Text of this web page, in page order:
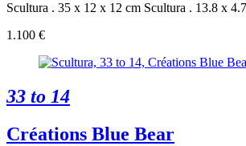
Scultura . 35 x 12 x 12 cm Scultura . 13.8 x
1.100 €
33 to 14
Créations Blue Bear